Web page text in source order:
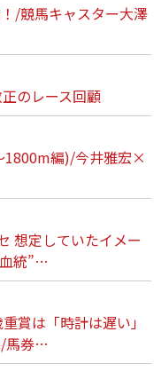
/競馬キャスター大澤
のレース回顧
1800m編)/今井雅宏×
想定していたイメー
統”…
賞は「時計は遅い」
/馬券…